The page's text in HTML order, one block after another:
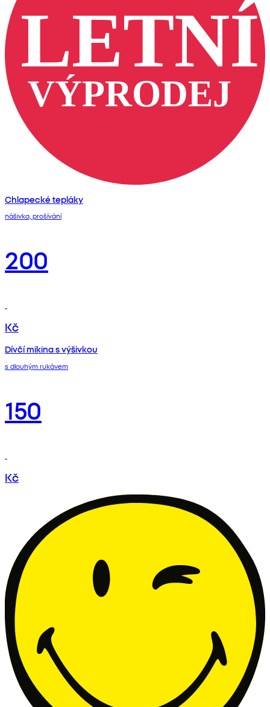
Chlapecké tepláky
nášivka, prošívání
200
Kč
Dívčí mikina s výšivkou
s dlouhým rukávem
150
Kč